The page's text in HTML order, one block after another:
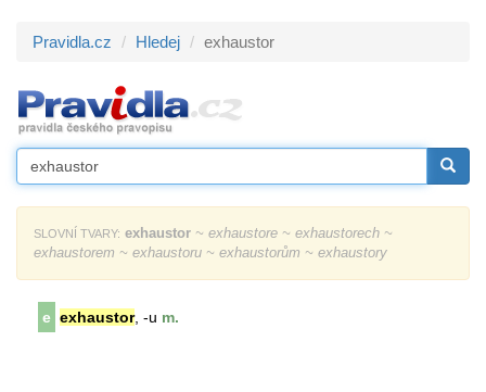
Pravidla.cz Hledej exhaustor
SLOVNÍ TVARY: exhaustor ~ exhaustore ~ exhaustorech ~
exhaustorem ~ exhaustoru ~ exhaustorům ~ exhaustory
e exhaustor, -u m.